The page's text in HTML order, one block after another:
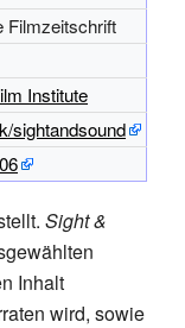
Filmzeitschrift
Institute
sightandsound
Sight &
Inhalt
wird, sowie